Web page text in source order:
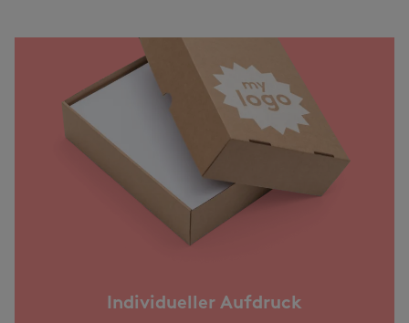
Individueller Aufdruck